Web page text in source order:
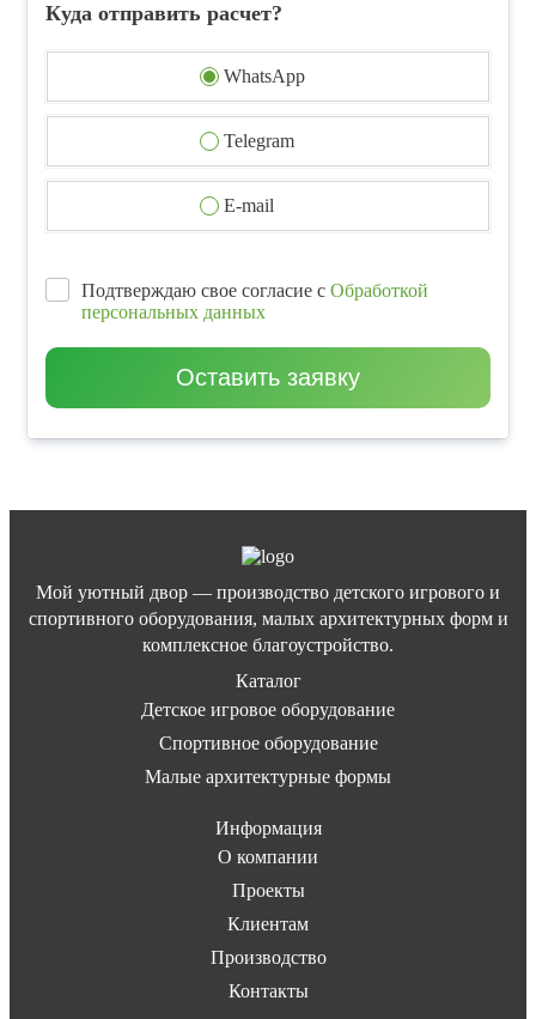
Куда отправить расчет?
WhatsApp
Telegram
E-mail
Подтверждаю свое согласие с Обработкой
персональных данных
Оставить заявку
Мой уютный двор — производство детского игрового и
спортивного оборудования, малых архитектурных форм и
комплексное благоустройство.
Каталог
Детское игровое оборудование
Спортивное оборудование
Малые архитектурные формы
Информация
О компании
Проекты
Клиентам
Производство
Контакты